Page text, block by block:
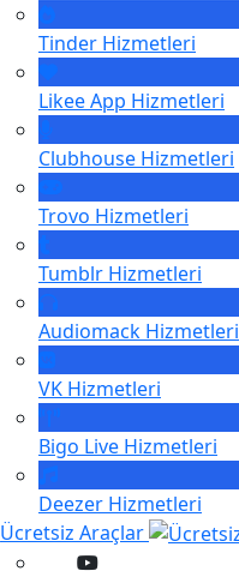
Tinder Hizmetleri
Likee App Hizmetleri
Clubhouse Hizmetleri
Trovo Hizmetleri
Tumblr Hizmetleri
Audiomack Hizmetleri
VK Hizmetleri
Bigo Live Hizmetleri
Deezer Hizmetleri
Ücretsiz Araçlar